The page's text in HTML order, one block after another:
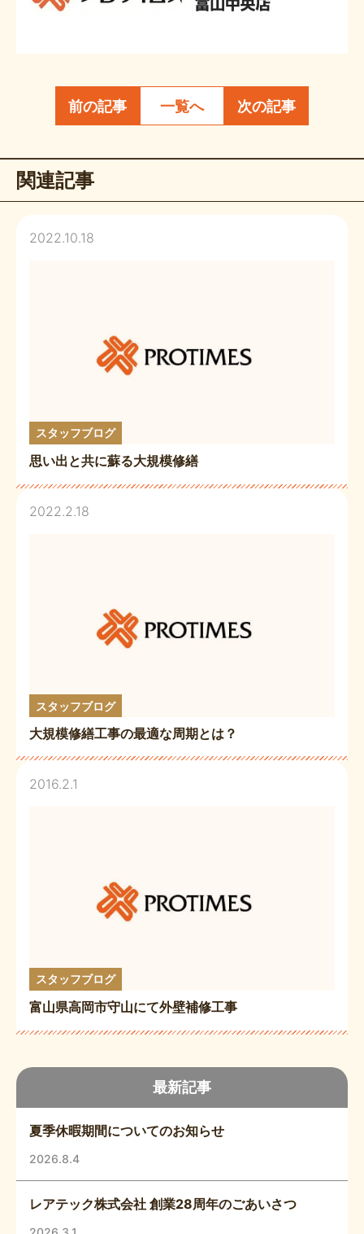
最新記事
夏季休暇期間についてのお知らせ
2026.8.4
レアテック株式会社 創業28周年のごあいさつ
前の記事 一覧へ 次の記事
関連記事
2022.10.18
スタッフブログ
思い出と共に蘇る大規模修繕
2022.2.18
スタッフブログ
大規模修繕工事の最適な周期とは？
2016.2.1
スタッフブログ
富山県高岡市守山にて外壁補修工事